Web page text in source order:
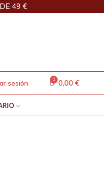
49 €
sesión 0,00 €